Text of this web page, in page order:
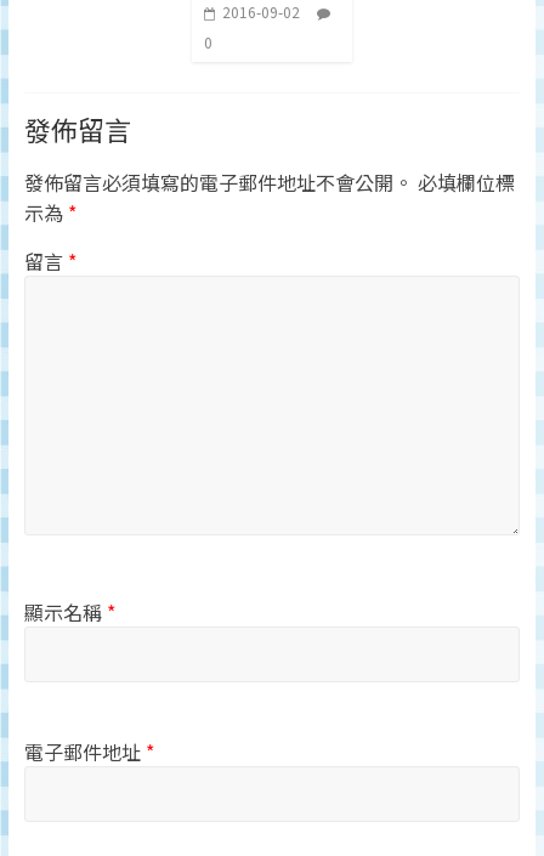
2016-09-02
0
發佈留言
發佈留言必須填寫的電子郵件地址不會公開。 必填欄位標
示為 *
留言 *
顯示名稱 *
電子郵件地址 *